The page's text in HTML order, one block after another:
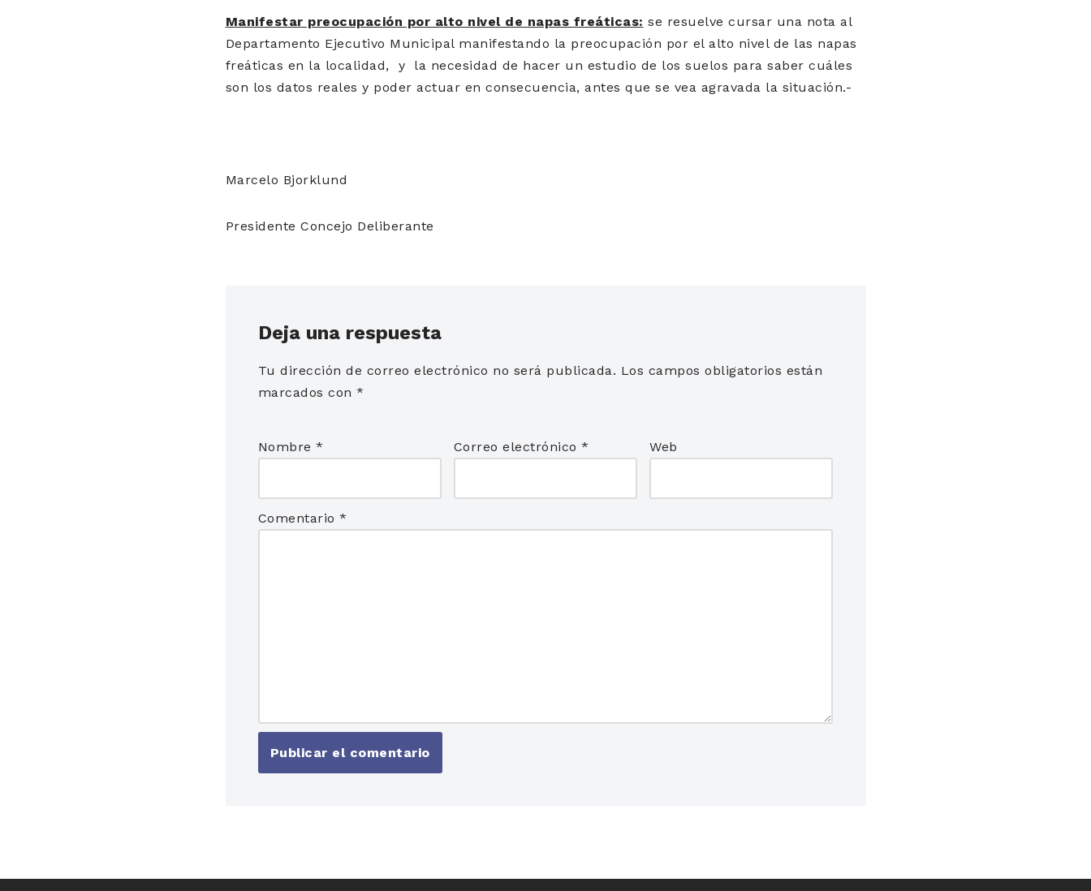
Manifestar preocupación por alto nivel de napas freáticas: se resuelve cursar una nota al
Departamento Ejecutivo Municipal manifestando la preocupación por el alto nivel de las napas
freáticas en la localidad, y la necesidad de hacer un estudio de los suelos para saber cuáles
son los datos reales y poder actuar en consecuencia, antes que se vea agravada la situación.-
Marcelo Bjorklund
Presidente Concejo Deliberante
Deja una respuesta
Tu dirección de correo electrónico no será publicada. Los campos obligatorios están
marcados con *
Nombre * Correo electrónico* Web
Comentario *